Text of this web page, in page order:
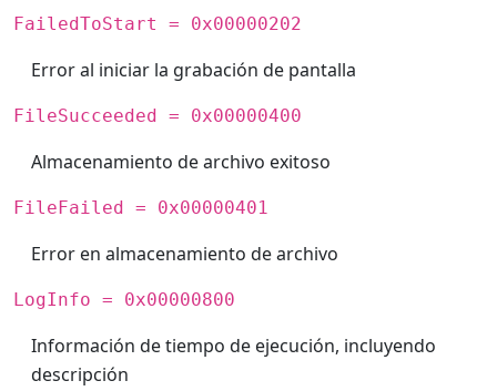
FailedToStart = 0x00000202
Error al iniciar la grabación de pantalla
FileSucceeded = 0x00000400
Almacenamiento de archivo exitoso
FileFailed = 0x00000401
Error en almacenamiento de archivo
LogInfo = 0x00000800
Información de tiempo de ejecución, incluyendo
descripción